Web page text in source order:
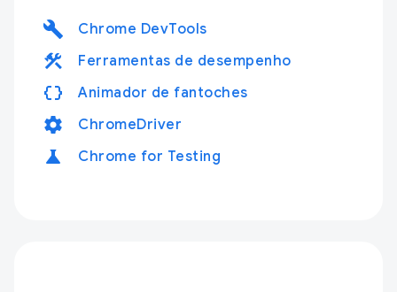
build Chrome DevTools
construction Ferramentas de desempenho
data_object Animador de fantoches
settings ChromeDriver
science Chrome for Testing